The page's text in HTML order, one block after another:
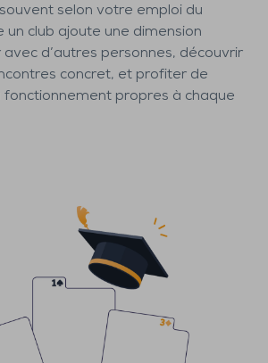
selon votre emploi du
un club ajoute une dimension
d’autres personnes, découvrir
concret, et profiter de
fonctionnement propres à chaque